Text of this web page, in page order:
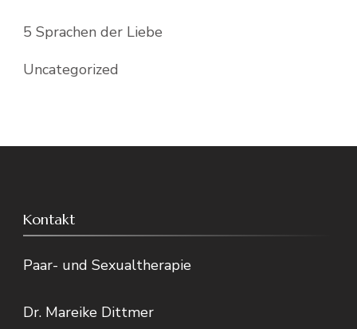
5 Sprachen der Liebe
Uncategorized
Kontakt
Paar- und Sexualtherapie
Dr. Mareike Dittmer